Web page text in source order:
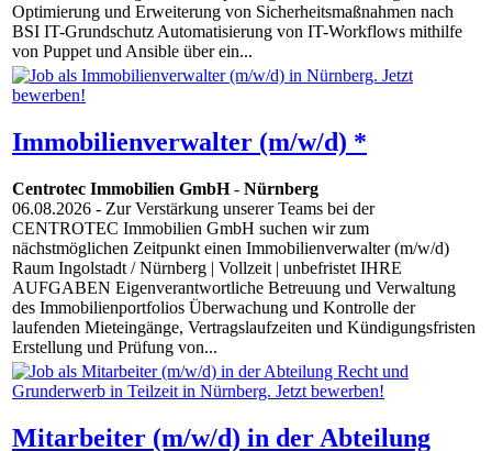
Optimierung und Erweiterung von Sicherheitsmaßnahmen nach
BSI IT-Grundschutz Automatisierung von IT-Workflows mithilfe
von Puppet und Ansible über ein...
Immobilienverwalter (m/w/d) *
Centrotec Immobilien GmbH- Nürnberg
06.08.2026 - Zur Verstärkung unserer Teams bei der
CENTROTEC Immobilien GmbH suchen wir zum
nächstmöglichen Zeitpunkt einen Immobilienverwalter (m/w/d)
Raum Ingolstadt / Nürnberg | Vollzeit | unbefristet IHRE
AUFGABEN Eigenverantwortliche Betreuung und Verwaltung
des Immobilienportfolios Überwachung und Kontrolle der
laufenden Mieteingänge, Vertragslaufzeiten und Kündigungsfristen
Erstellung und Prüfung von...
Mitarbeiter (m/w/d) in der Abteilung